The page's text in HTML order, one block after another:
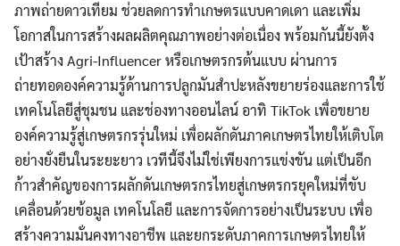
ภาพถ่ายดาวเทียม ช่วยลดการทำเกษตรแบบคาดเดา และเพิ่ม
โอกาสในการสร้างผลผลิตคุณภาพอย่างต่อเนื่อง พร้อมกันนี้ยังตั้ง
เป้าสร้าง Agri-Influencer หรือเกษตรกรต้นแบบ ผ่านการ
ถ่ายทอดองค์ความรู้ด้านการปลูกมันสำปะหลังขยายร่องและการใช้
เทคโนโลยีสู่ชุมชน และช่องทางออนไลน์ อาทิ TikTok เพื่อขยาย
องค์ความรู้สู่เกษตรกรรุ่นใหม่ เพื่อผลักดันภาคเกษตรไทยให้เติบโต
อย่างยั่งยืนในระยะยาว เวทีนี้จึงไม่ใช่เพียงการแข่งขัน แต่เป็นอีก
ก้าวสำคัญของการผลักดันเกษตรกรไทยสู่เกษตรกรยุคใหม่ที่ขับ
เคลื่อนด้วยข้อมูล เทคโนโลยี และการจัดการอย่างเป็นระบบ เพื่อ
สร้างความมั่นคงทางอาชีพ และยกระดับภาคการเกษตรไทยให้